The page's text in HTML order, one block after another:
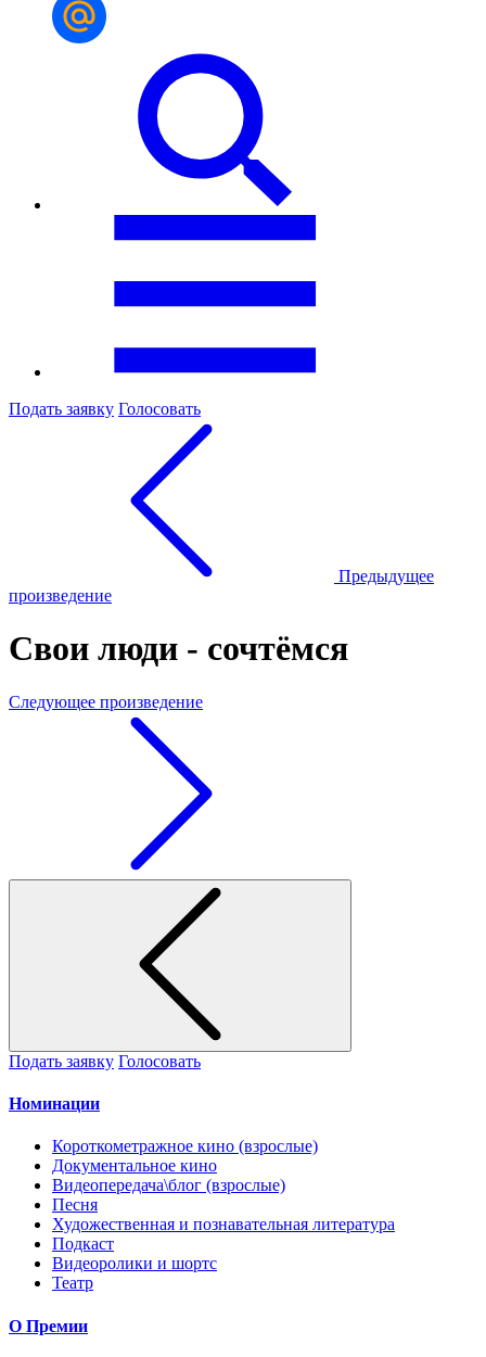
Подать заявку Голосовать
Предыдущее
произведение
Свои люди - сочтёмся
Следующее произведение
Подать заявку Голосовать
Номинации
Короткометражное кино (взрослые)
Документальное кино
Видеопередача\блог (взрослые)
Песня
Художественная и познавательная литература
Подкаст
Видеоролики и шортс
Театр
О Премии